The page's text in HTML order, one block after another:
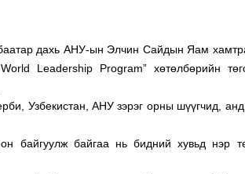
дахь АНУ-ын Элчин Сайдын Яам
Leadership Program” хөтөлбөрийн
Узбекистан, АНУ зэрэг орны шүүгчид,
байгуулж байгаа нь бидний хувьд нэр